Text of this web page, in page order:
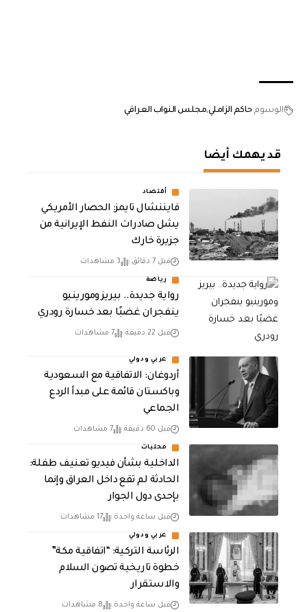
الوسوم حاكم الزامليمجلس النواب العراقي
قد يهمك أيضا
أقتصاد
فايننشال تايمز: الحصار الأمريكي
يشل صادرات النفط الإيرانية من
جزيرة خارك
قبل 7 دقائق 3 مشاهدات
رياضة
رواية جديدة.. بيريز ومورينيو
ينفجران غضبًا بعد خسارة رودري
قبل 22 دقيقة 7 مشاهدات
عربي ودولي
أردوغان: الاتفاقية مع السعودية
وباكستان قائمة على مبدأ الردع
الجماعي
قبل 60 دقيقة 7 مشاهدات
محليات
الداخلية بشأن فيديو تعنيف طفلة:
الحادثة لم تقع داخل العراق وإنما
بإحدى دول الجوار
قبل ساعة واحدة 17 مشاهدات
عربي ودولي
الرئاسة التركية: “اتفاقية مكة”
خطوة تاريخية تصون السلام
والاستقرار
قبل ساعة واحدة 8 مشاهدات